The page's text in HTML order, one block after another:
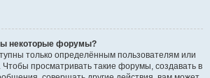
некоторые форумы?
только определённым пользователям или
Чтобы просматривать такие форумы, создавать в